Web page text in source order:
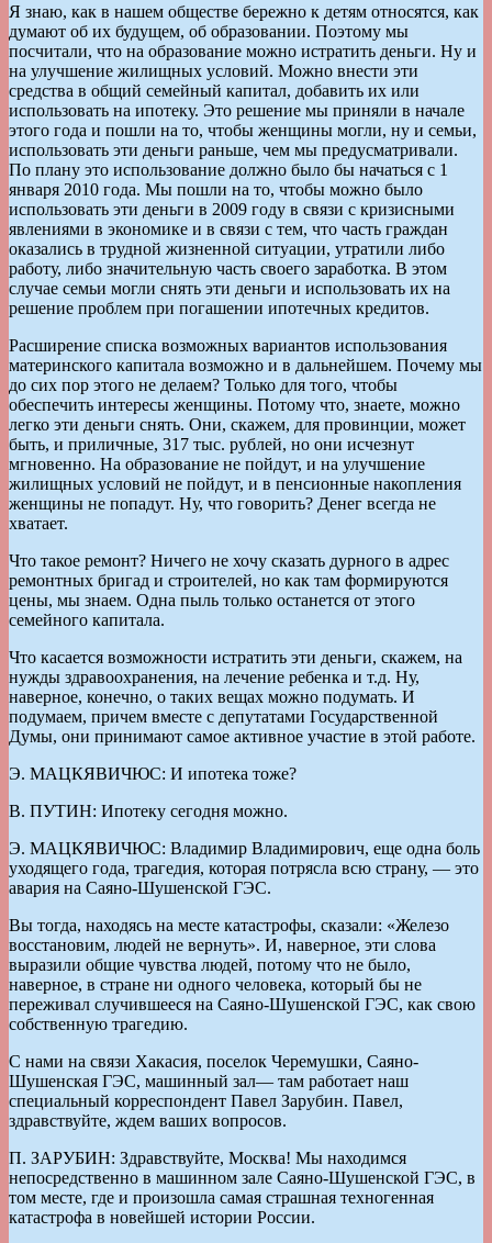
Я знаю, как в нашем обществе бережно к детям относятся, как
думают об их будущем, об образовании. Поэтому мы
посчитали, что на образование можно истратить деньги. Ну и
на улучшение жилищных условий. Можно внести эти
средства в общий семейный капитал, добавить их или
использовать на ипотеку. Это решение мы приняли в начале
этого года и пошли на то, чтобы женщины могли, ну и семьи,
использовать эти деньги раньше, чем мы предусматривали.
По плану это использование должно было бы начаться с 1
января 2010 года. Мы пошли на то, чтобы можно было
использовать эти деньги в 2009 году в связи с кризисными
явлениями в экономике и в связи с тем, что часть граждан
оказались в трудной жизненной ситуации, утратили либо
работу, либо значительную часть своего заработка. В этом
случае семьи могли снять эти деньги и использовать их на
решение проблем при погашении ипотечных кредитов.
Расширение списка возможных вариантов использования
материнского капитала возможно и в дальнейшем. Почему мы
до сих пор этого не делаем? Только для того, чтобы
обеспечить интересы женщины. Потому что, знаете, можно
легко эти деньги снять. Они, скажем, для провинции, может
быть, и приличные, 317 тыс. рублей, но они исчезнут
мгновенно. На образование не пойдут, и на улучшение
жилищных условий не пойдут, и в пенсионные накопления
женщины не попадут. Ну, что говорить? Денег всегда не
хватает.
Что такое ремонт? Ничего не хочу сказать дурного в адрес
ремонтных бригад и строителей, но как там формируются
цены, мы знаем. Одна пыль только останется от этого
семейного капитала.
Что касается возможности истратить эти деньги, скажем, на
нужды здравоохранения, на лечение ребенка и т.д. Ну,
наверное, конечно, о таких вещах можно подумать. И
подумаем, причем вместе с депутатами Государственной
Думы, они принимают самое активное участие в этой работе.
Э. МАЦКЯВИЧЮС: И ипотека тоже?
В. ПУТИН: Ипотеку сегодня можно.
Э. МАЦКЯВИЧЮС: Владимир Владимирович, еще одна боль
уходящего года, трагедия, которая потрясла всю страну, — это
авария на Саяно-Шушенской ГЭС.
Вы тогда, находясь на месте катастрофы, сказали: «Железо
восстановим, людей не вернуть». И, наверное, эти слова
выразили общие чувства людей, потому что не было,
наверное, в стране ни одного человека, который бы не
переживал случившееся на Саяно-Шушенской ГЭС, как свою
собственную трагедию.
С нами на связи Хакасия, поселок Черемушки, Саяно-
Шушенская ГЭС, машинный зал— там работает наш
специальный корреспондент Павел Зарубин. Павел,
здравствуйте, ждем ваших вопросов.
П. ЗАРУБИН: Здравствуйте, Москва! Мы находимся
непосредственно в машинном зале Саяно-Шушенской ГЭС, в
том месте, где и произошла самая страшная техногенная
катастрофа в новейшей истории России.